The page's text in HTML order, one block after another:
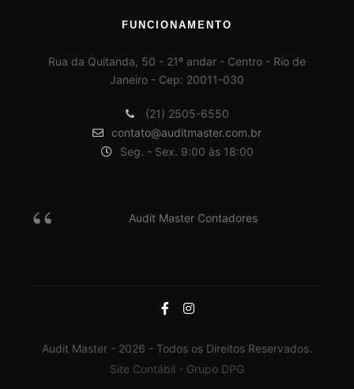
FUNCIONAMENTO
Rua da Quitanda, 50 - 21º andar - Centro - Rio de
Janeiro - Cep: 20011-030
(21) 2505-6550
contato@auditmaster.com.br
Seg. - Sex. 9:00 às 18:00
Audit Master Contadores
Audit Master - 2026 - Todos os Direitos Reservados.
Site Contábil - Grupo DPG